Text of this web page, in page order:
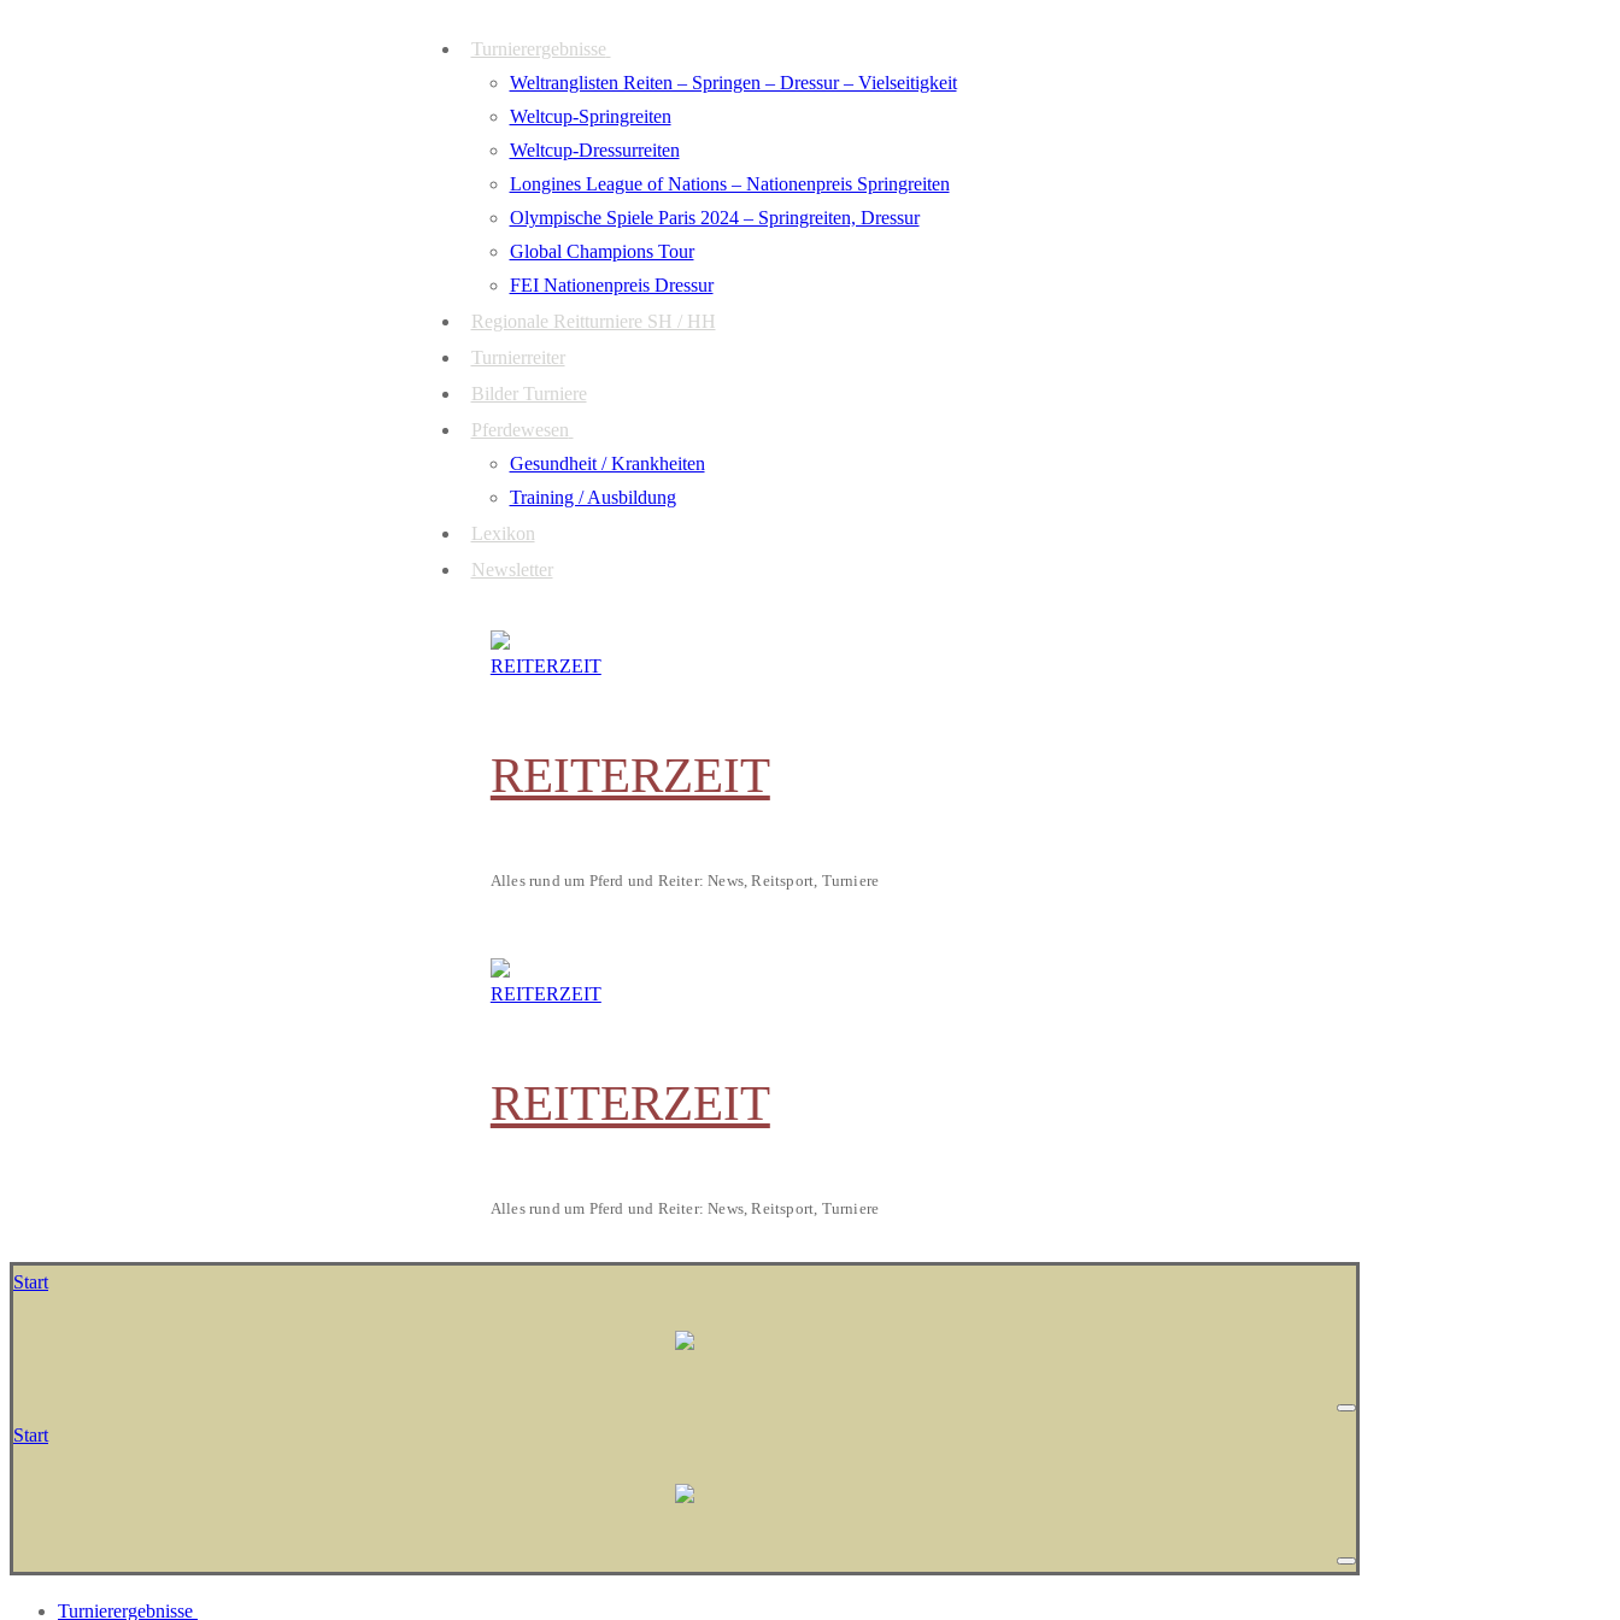
Turnierergebnisse
Weltranglisten Reiten – Springen – Dressur – Vielseitigkeit
Weltcup-Springreiten
Weltcup-Dressurreiten
Longines League of Nations – Nationenpreis Springreiten
Olympische Spiele Paris 2024 – Springreiten, Dressur
Global Champions Tour
FEI Nationenpreis Dressur
Regionale Reitturniere SH / HH
Turnierreiter
Bilder Turniere
Pferdewesen
Gesundheit / Krankheiten
Training / Ausbildung
Lexikon
Newsletter
REITERZEIT
Alles rund um Pferd und Reiter: News, Reitsport, Turniere
REITERZEIT
Alles rund um Pferd und Reiter: News, Reitsport, Turniere
Start
Start
Turnierergebnisse